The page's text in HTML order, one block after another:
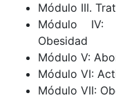
Módulo III.
Módulo IV:
Obesidad
Módulo V:
Módulo VI:
Módulo VII: